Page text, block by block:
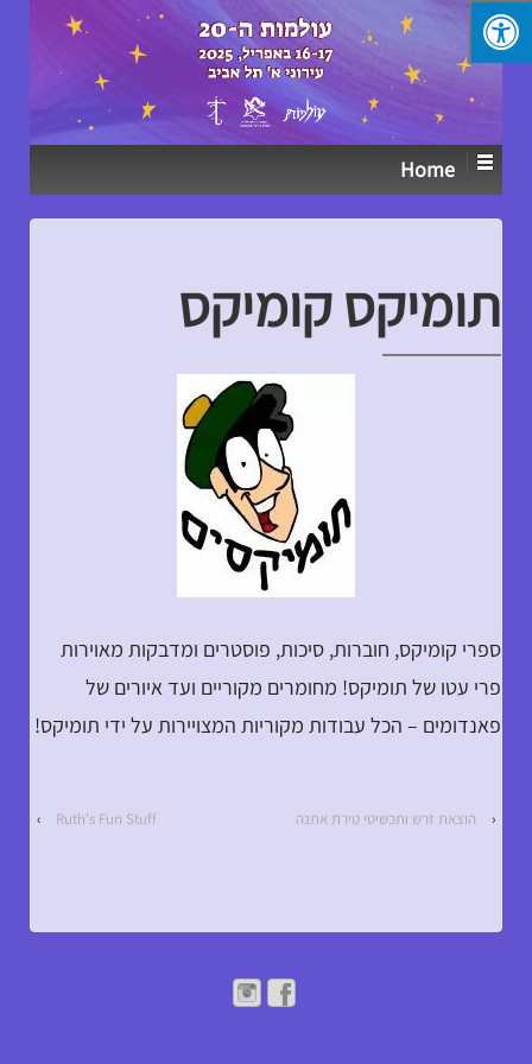
↓
SKIP
TO
CONTENT
Home
תומיקס קומיקס
ספרי קומיקס, חוברות, סיכות, פוסטרים ומדבקות מאוירות
פרי עטו של תומיקס! מחומרים מקוריים ועד איורים של
פאנדומים – הכל עבודות מקוריות המצויירות על ידי תומיקס!
‹ הוצאת זרש ותכשיטי טירת אתנה Ruth's Fun Stuff
›